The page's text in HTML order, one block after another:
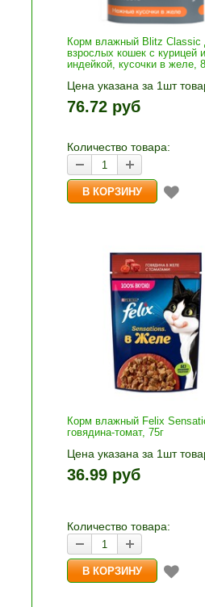
Корм влажный Blitz Classic
взрослых кошек с курицей и
индейкой, кусочки в желе,
Цена указана за 1шт
1шт прибавляется
и «-». Выберите нужное
корзину»
76.72 руб
Количество товара:
Корм влажный Felix
говядина-томат, 75г
Цена указана за 1шт
1шт прибавляется
и «-». Выберите нужное
36.99 руб
Количество товара: